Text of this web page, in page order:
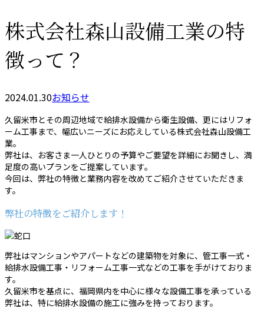
株式会社森山設備工業の特
徴って？
2024.01.30お知らせ
久留米市とその周辺地域で給排水設備から衛生設備、更にはリフォ
ーム工事まで、幅広いニーズにお応えしている株式会社森山設備工
業。
弊社は、お客さま一人ひとりの予算やご要望を詳細にお聞きし、満
足度の高いプランをご提案しています。
今回は、弊社の特徴と業務内容を改めてご紹介させていただきま
す。
弊社の特徴をご紹介します！
弊社はマンションやアパートなどの建築物を対象に、管工事一式・
給排水設備工事・リフォーム工事一式などの工事を手がけておりま
す。
久留米市を基点に、福岡県内を中心に様々な設備工事を承っている
弊社は、特に給排水設備の施工に強みを持っております。